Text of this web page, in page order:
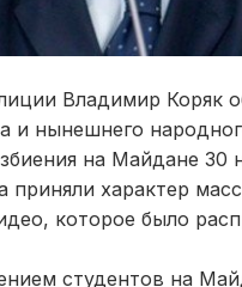
Владимир Коряк
нынешнего
на Майдане 30
приняли характер
которое было
студентов на